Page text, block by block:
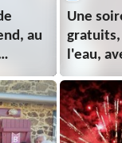
au
!
Une
gratuits,
l'eau,
Johnny,